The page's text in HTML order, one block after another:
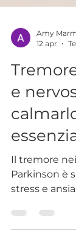
12 apr
e
Il tremore